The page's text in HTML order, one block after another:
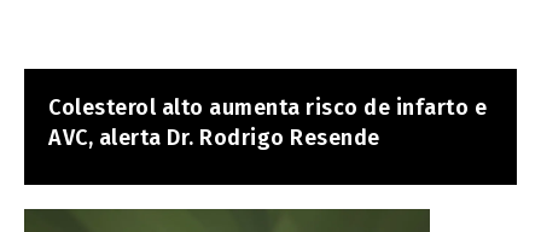
Colesterol alto aumenta risco de infarto e
AVC, alerta Dr. Rodrigo Resende